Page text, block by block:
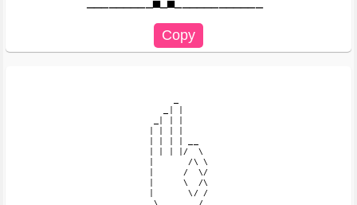
| | | |/  \
|       /\ \
|      /  \/
|      \  /\
|       \/ /
\        /